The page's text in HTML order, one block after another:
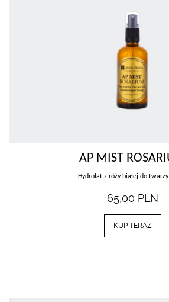
AP MIST
Hydrolat z róży białej do twarzy
65,00 PLN
KUP TERAZ